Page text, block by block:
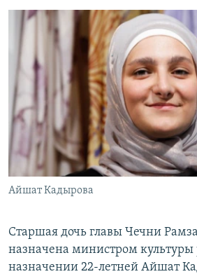
поискуСЕВЕР.РЕАЛИИ
СИБИРЬ.РЕАЛИИ
РАСПИСАНИЕ ВЕЩАНИЯ
ПОДПИШИТЕСЬ НА РАССЫЛКУ
СОЦИАЛЬНЫЕ СЕТИ
Все сайты РСЕ/РС
Айшат Кадырова
Старшая дочь главы Чечни
назначена министром культуры
назначении 22-летней Айшат